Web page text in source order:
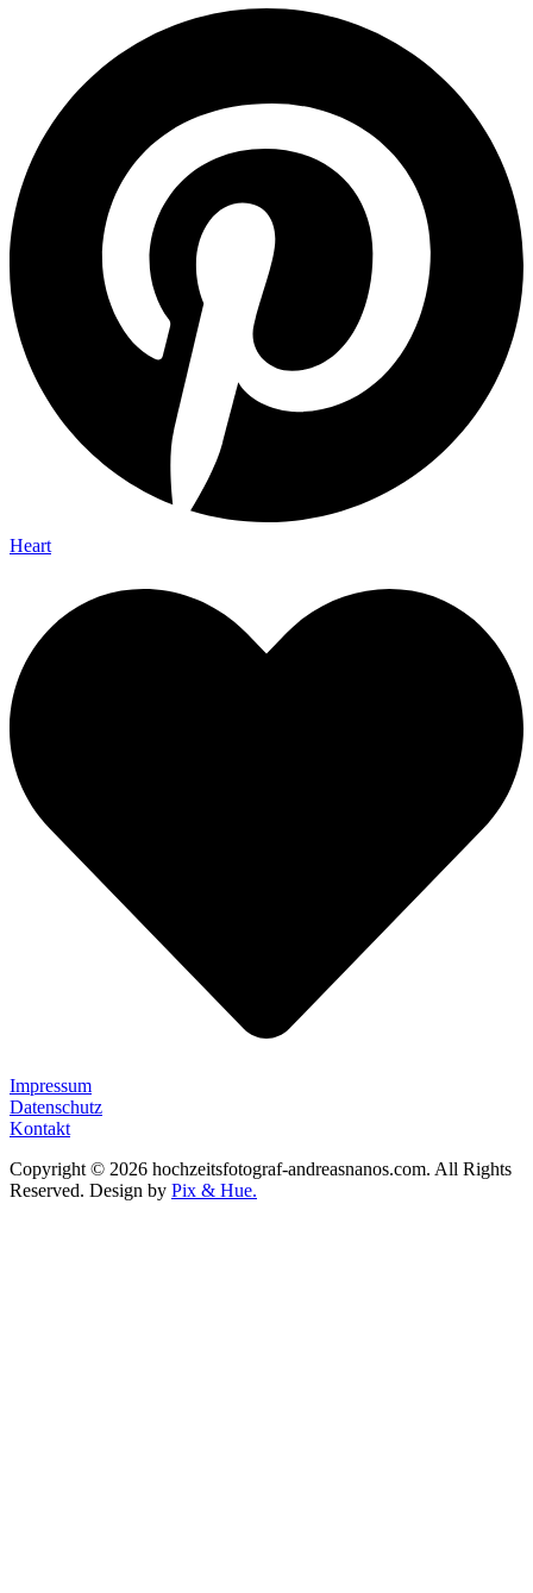
Heart
Impressum
Datenschutz
Kontakt
Copyright © 2026 hochzeitsfotograf-andreasnanos.com. All Rights
Reserved. Design by Pix & Hue.